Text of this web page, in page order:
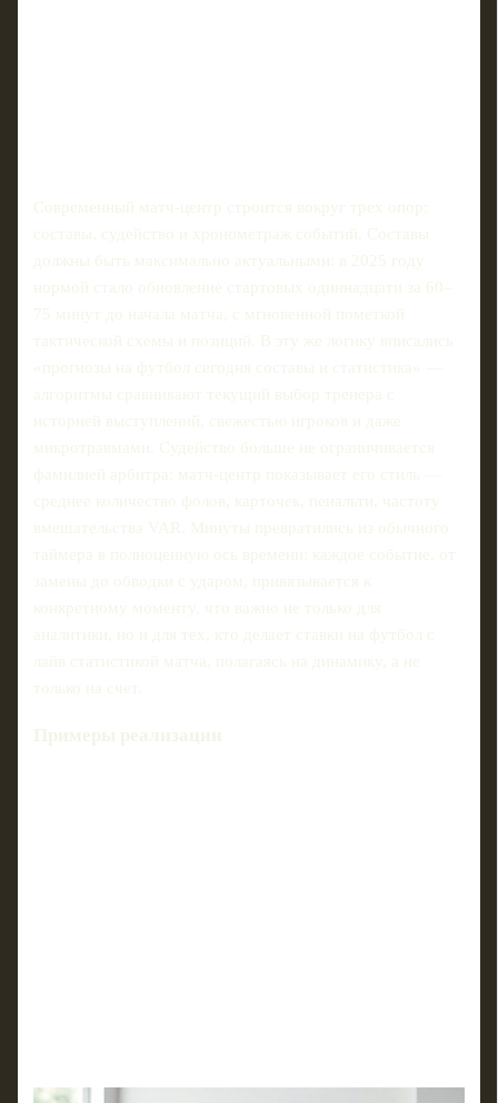
Современный матч‑центр строится вокруг трех опор:
составы, судейство и хронометраж событий. Составы
должны быть максимально актуальными: в 2025 году
нормой стало обновление стартовых одиннадцати за 60–
75 минут до начала матча, с мгновенной пометкой
тактической схемы и позиций. В эту же логику вписались
«прогнозы на футбол сегодня составы и статистика» —
алгоритмы сравнивают текущий выбор тренера с
историей выступлений, свежестью игроков и даже
микротравмами. Судейство больше не ограничивается
фамилией арбитра: матч‑центр показывает его стиль —
среднее количество фолов, карточек, пенальти, частоту
вмешательства VAR. Минуты превратились из обычного
таймера в полноценную ось времени: каждое событие, от
замены до обводки с ударом, привязывается к
конкретному моменту, что важно не только для
аналитики, но и для тех, кто делает ставки на футбол с
лайв статистикой матча, полагаясь на динамику, а не
только на счет.
Примеры реализации